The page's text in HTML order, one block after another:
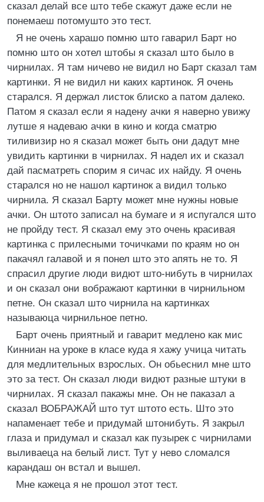
сказал делай все што тебе скажут даже если не
понемаеш потомушто это тест.
Я не очень харашо помню што гаварил Барт но
помню што он хотел штобы я сказал што было в
чирнилах. Я там ничево не видил но Барт сказал там
картинки. Я не видил ни каких картинок. Я очень
старался. Я держал листок блиско а патом далеко.
Патом я сказал если я надену ачки я наверно увижу
лутше я надеваю ачки в кино и когда сматрю
тиливизир но я сказал может быть они дадут мне
увидить картинки в чирнилах. Я надел их и сказал
дай пасматреть спорим я сичас их найду. Я очень
старался но не нашол картинок а видил только
чирнила. Я сказал Барту может мне нужны новые
ачки. Он штото записал на бумаге и я испугался што
не пройду тест. Я сказал ему это очень красивая
картинка с прилесными точичками по краям но он
пакачял галавой и я понел што это апять не то. Я
спрасил другие люди видют што-нибуть в чирнилах
и он сказал они вображают картинки в чирнильном
петне. Он сказал што чирнила на картинках
называюца чирнильное петно.
Барт очень приятный и гаварит медлено как мис
Кинниан на уроке в класе куда я хажу учица читать
для медлительных взрослых. Он обьеснил мне што
это за тест. Он сказал люди видют разные штуки в
чирнилах. Я сказал пакажы мне. Он не паказал а
сказал ВОБРАЖАЙ што тут штото есть. Што это
напаменает тебе и придумай штонибуть. Я закрыл
глаза и придумал и сказал как пузырек с чирнилами
выливаеца на белый лист. Тут у нево сломался
карандаш он встал и вышел.
Мне кажеца я не прошол этот тест.